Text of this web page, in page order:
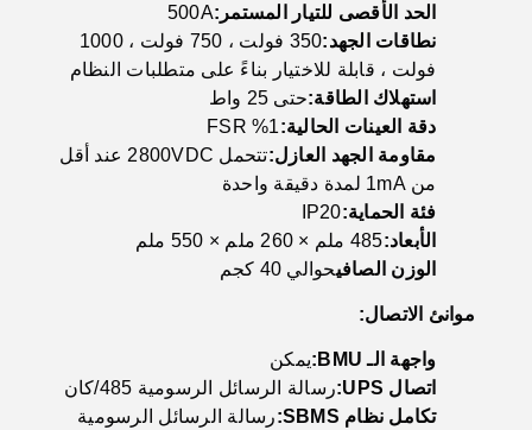
الحد الأقصى للتيار المستمر:500A
نطاقات الجهد:
350 فولت ، 750 فولت ، 1000
فولت ، قابلة للاختيار بناءً على متطلبات النظام
استهلاك الطاقة:حتى 25 واط
دقة العينات الحالية:1% FSR
مقاومة الجهد العازل:
تتحمل 2800VDC عند أقل
من 1mA لمدة دقيقة واحدة
فئة الحماية:IP20
الأبعاد:485 ملم × 260 ملم × 550 ملم
الوزن الصافيحوالي 40 كجم
موانئ الاتصال:
واجهة الـ BMU:
يمكن
اتصال UPS:
رسالة الرسائل الرسومية 485/كان
تكامل نظام SBMS:
رسالة الرسائل الرسومية